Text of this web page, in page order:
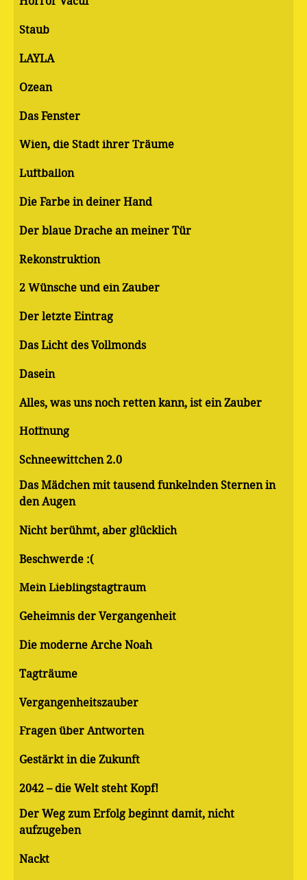
Staub
LAYLA
Ozean
Das Fenster
Wien, die Stadt ihrer Träume
Luftballon
Die Farbe in deiner Hand
Der blaue Drache an meiner Tür
Rekonstruktion
2 Wünsche und ein Zauber
Der letzte Eintrag
Das Licht des Vollmonds
Dasein
Alles, was uns noch retten kann, ist ein Zauber
Hoffnung
Schneewittchen 2.0
Das Mädchen mit tausend funkelnden Sternen in
den Augen
Nicht berühmt, aber glücklich
Beschwerde :(
Mein Lieblingstagtraum
Geheimnis der Vergangenheit
Die moderne Arche Noah
Tagträume
Vergangenheitszauber
Fragen über Antworten
Gestärkt in die Zukunft
2042 – die Welt steht Kopf!
Der Weg zum Erfolg beginnt damit, nicht
aufzugeben
Nackt